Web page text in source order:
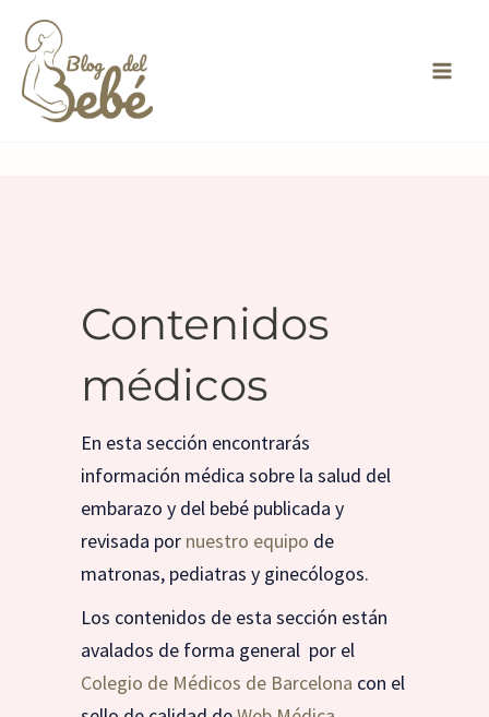
contenido
Contenidos
médicos
En esta sección encontrarás
información médica sobre la salud del
embarazo y del bebé publicada y
revisada por nuestro equipo de
matronas, pediatras y ginecólogos.
Los contenidos de esta sección están
avalados de forma general por el
Colegio de Médicos de Barcelona con el